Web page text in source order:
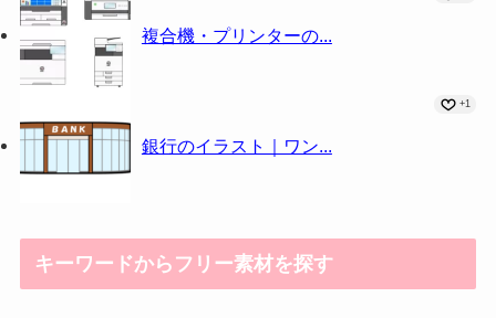
複合機・プリンターの...
銀行のイラスト｜ワン...
+1
キーワードからフリー素材を探す